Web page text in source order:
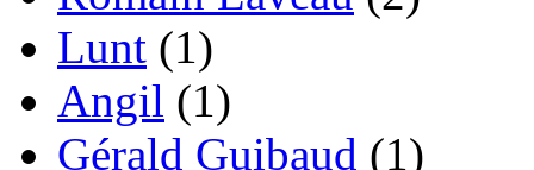
Lunt (1)
Angil (1)
Gérald Guibaud (1)